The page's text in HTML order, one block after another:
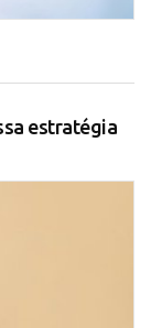
estratégia